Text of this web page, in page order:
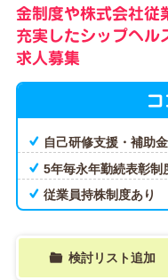
金制度や株式会社従
充実したシップヘル
求人募集
自己研修支援・補助
5年毎永年勤続表彰制
従業員持株制度あり
検討リスト追加